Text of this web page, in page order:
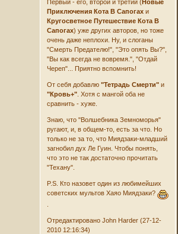
Первый - его, второй и третий (Новые
Приключения Кота В Сапогахи
Кругосветное Путешествие Кота В
Сапогах) уже других авторов, но тоже
очень даже неплохи. Ну, и слоганы
"Смерть Предателю!", "Это опять Вы?",
"Вы как всегда не вовремя.", "Отдай
Череп"... Приятно вспомнить!
От себя добавлю "Тетрадь Смерти"и
"Кровь+". Хотя с мангой оба не
сравнить - хуже.
Знаю, что "Волшебника Земноморья"
ругают, и, в общем-то, есть за что. Но
только не за то, что Миядзаки-младший
загнобил дух Ле Гуин. Чтобы понять,
что это не так достаточно прочитать
"Техану".
P.S. Кто назовет один из любимейших
советских мультов Хаяо Миядзаки?
Отредактировано John Harder (27-12-
2010 12:16:34)